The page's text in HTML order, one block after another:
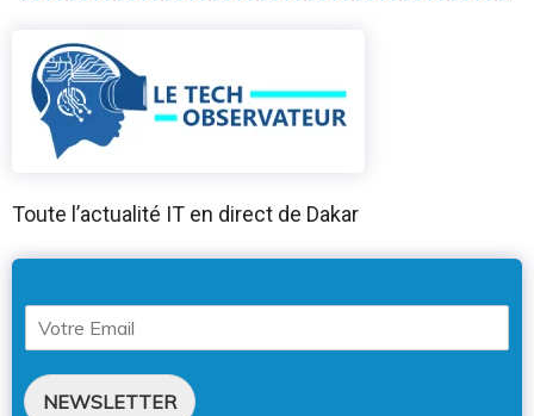
Toute l’actualité IT en direct de Dakar
NEWSLETTER